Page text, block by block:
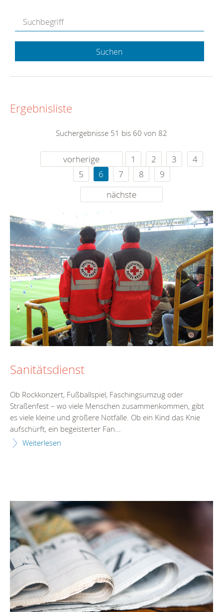
Suchen
Ergebnisliste
Suchergebnisse 51 bis 60 von 82
vorherige 1 2 3
4
5
6 7 8
9
nächste
Sanitätsdienst
Ob Rockkonzert, Fußballspiel, Faschingsumzug oder
Straßenfest – wo viele Menschen zusammenkommen, gibt
es viele kleine und größere Notfälle. Ob ein Kind das Knie
aufschürft, ein begeisterter Fan...
Weiterlesen